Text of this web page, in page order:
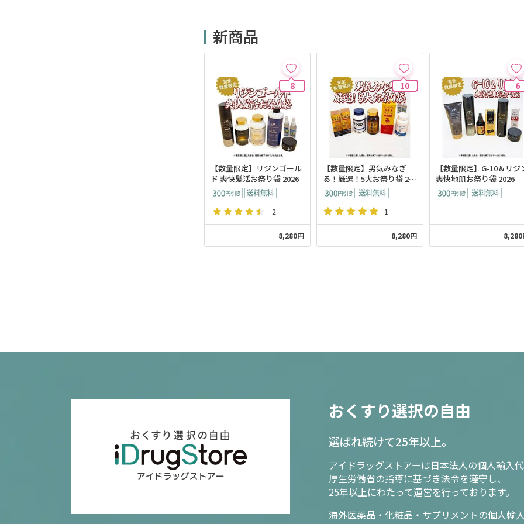
新商品
8
【数量限定】リジンゴール
ド 爽快髪活お祭り袋 2026
2
8,280円
10
【数量限定】男気みなぎ
る！厳選！5大お祭り袋 20
26
1
8,280円
6
【数量限定】G-10＆リジ
爽快地肌お祭り袋 2026
8,280
おくすり選択の自由
選ばれ続けて25年以上。
アイドラッグストアーは日本法人の個人輸入
厚生労働省の指導に基づき法令を遵守し、
25年以上にわたって運営を行っております。
海外医薬品・化粧品・サプリメントの個人輸